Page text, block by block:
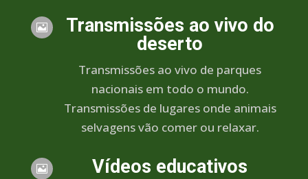

Transmissões ao vivo do
deserto
Transmissões ao vivo de parques
nacionais em todo o mundo.
Transmissões de lugares onde animais
selvagens vão comer ou relaxar.
 Vídeos educativos